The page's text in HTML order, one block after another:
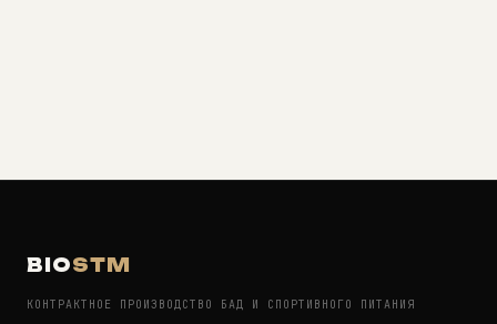
BIOSTM
КОНТРАКТНОЕ ПРОИЗВОДСТВО БАД И СПОРТИВНОГО ПИТАНИЯ